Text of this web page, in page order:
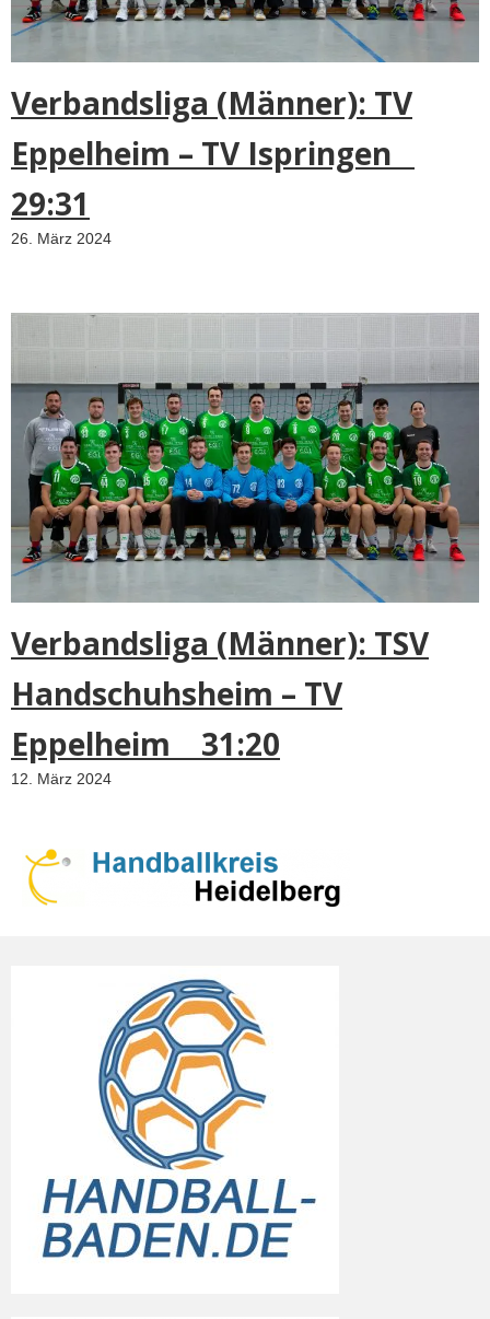
Verbandsliga (Männer): TV
Eppelheim – TV Ispringen
29:31
26. März 2024
Verbandsliga (Männer): TSV
Handschuhsheim – TV
Eppelheim 31:20
12. März 2024